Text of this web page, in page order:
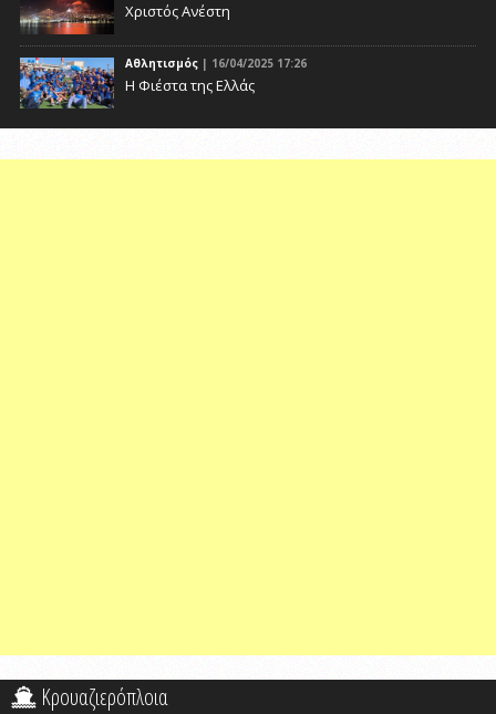
Χριστός Ανέστη
Αθλητισμός | 16/04/2025 17:26
Η Φιέστα της Ελλάς
Κρουαζιερόπλοια